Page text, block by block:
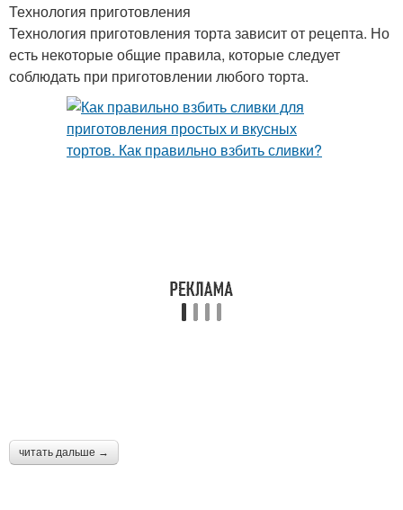
Технология приготовления
Технология приготовления торта зависит от рецепта. Но
есть некоторые общие правила, которые следует
соблюдать при приготовлении любого торта.
читать дальше →